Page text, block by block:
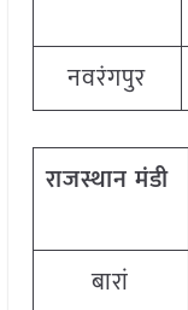
नवरंगपुर
राजस्थानमंडी
बारां